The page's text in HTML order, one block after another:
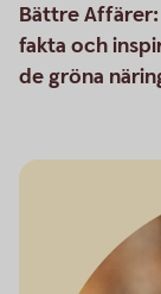
Bättre
fakta och
de gröna